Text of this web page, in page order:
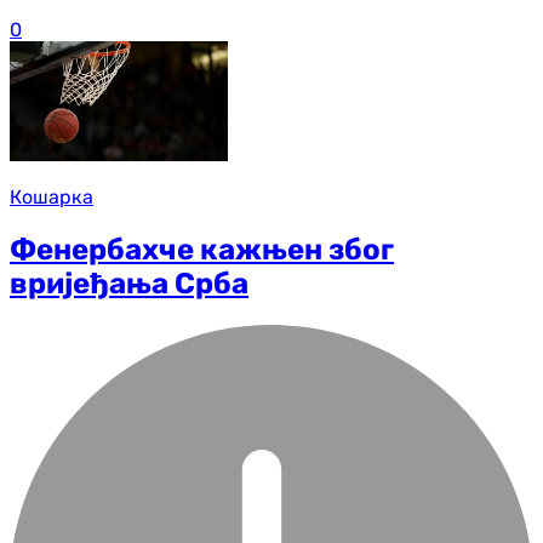
0
Кошарка
Фенербахче кажњен због
вријеђања Срба